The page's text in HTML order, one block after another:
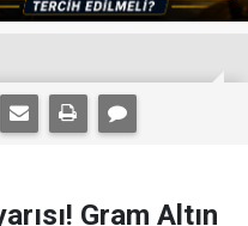
Gram Altın